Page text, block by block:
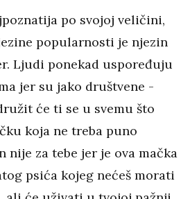
po svojoj veličini,
popularnosti je njezin
Ljudi ponekad uspoređuju
jer su jako društvene -
će ti se u svemu što
koja ne treba puno
nije za tebe jer je ova mačka
psića kojeg nećeš morati